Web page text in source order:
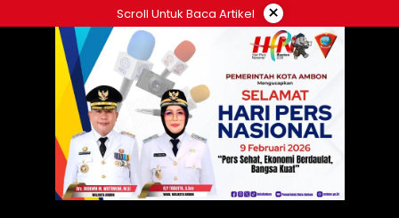
ke
Scroll Untuk Baca Artikel ×